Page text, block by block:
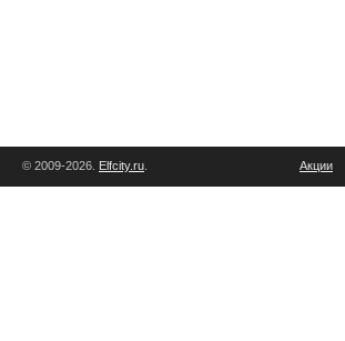
© 2009-2026. Elfcity.ru Акции